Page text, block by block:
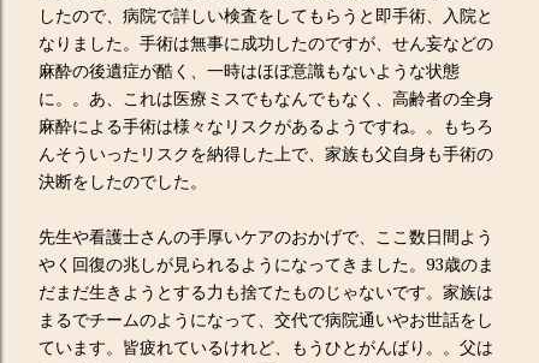
したので、病院で詳しい検査をしてもらうと即手術、入院と
なりました。手術は無事に成功したのですが、せん妄などの
麻酔の後遺症が酷く、一時はほぼ意識もないような状態
に。。あ、これは医療ミスでもなんでもなく、高齢者の全身
麻酔による手術は様々なリスクがあるようですね。。もちろ
んそういったリスクを納得した上で、家族も父自身も手術の
決断をしたのでした。
先生や看護士さんの手厚いケアのおかげで、ここ数日間よう
やく回復の兆しが見られるようになってきました。93歳のま
だまだ生きようとする力も捨てたものじゃないです。家族は
まるでチームのようになって、交代で病院通いやお世話をし
ています。皆疲れているけれど、もうひとがんばり。。父は